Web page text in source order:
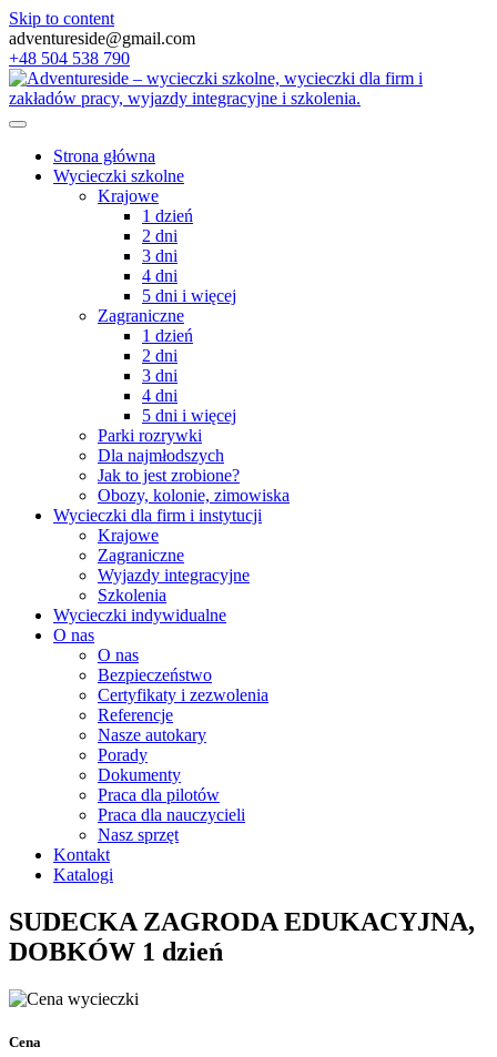
Skip to content
adventureside@gmail.com
+48 504 538 790
Strona główna
Wycieczki szkolne
Krajowe
1 dzień
2 dni
3 dni
4 dni
5 dni i więcej
Zagraniczne
1 dzień
2 dni
3 dni
4 dni
5 dni i więcej
Parki rozrywki
Dla najmłodszych
Jak to jest zrobione?
Obozy, kolonie, zimowiska
Wycieczki dla firm i instytucji
Krajowe
Zagraniczne
Wyjazdy integracyjne
Szkolenia
Wycieczki indywidualne
O nas
O nas
Bezpieczeństwo
Certyfikaty i zezwolenia
Referencje
Nasze autokary
Porady
Dokumenty
Praca dla pilotów
Praca dla nauczycieli
Nasz sprzęt
Kontakt
Katalogi
SUDECKA ZAGRODA EDUKACYJNA,
DOBKÓW 1 dzień
Cena